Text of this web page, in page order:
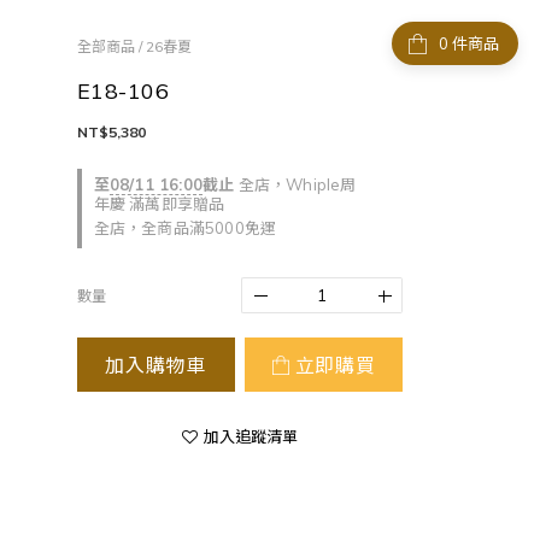
件商品
全部商品 / 26春夏
E18-106
至08/11 16:00截止 全店，Whiple周
年慶 滿萬即享贈品
全店，全商品滿5000免運
NT$5,380
數量
加入購物車 立即購買
加入追蹤清單